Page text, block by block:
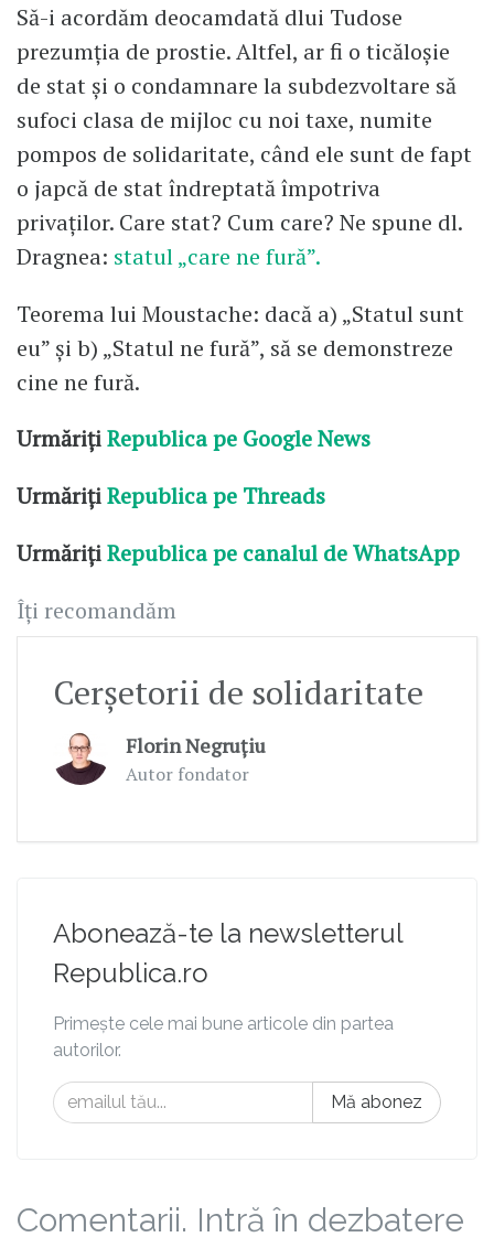
Să-i acordăm deocamdată dlui Tudose
prezumția de prostie. Altfel, ar fi o ticăloșie
de stat și o condamnare la subdezvoltare să
sufoci clasa de mijloc cu noi taxe, numite
pompos de solidaritate, când ele sunt de fapt
o japcă de stat îndreptată împotriva
privaților. Care stat? Cum care? Ne spune dl.
Dragnea: statul „care ne fură”.
Teorema lui Moustache: dacă a) „Statul sunt
eu” și b) „Statul ne fură”, să se demonstreze
cine ne fură.
UrmărițiRepublica pe Google News
UrmărițiRepublica pe Threads
UrmărițiRepublica pe canalul de WhatsApp
Îți recomandăm
Cerșetorii de solidaritate
Florin Negruțiu
Autor fondator
Abonează-te la newsletterul
Republica.ro
Primește cele mai bune articole din partea
autorilor.
Mă abonez
Comentarii. Intră în dezbatere